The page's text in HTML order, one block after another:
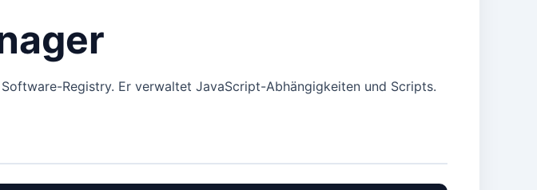
Registry. Er verwaltet JavaScript-Abhängigkeiten und Scripts.